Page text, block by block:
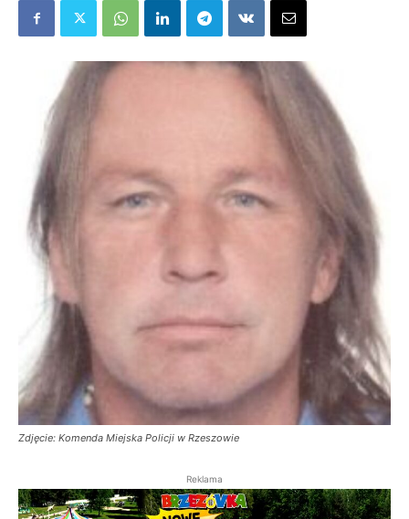
Zdjęcie: Komenda Miejska Policji w Rzeszowie
Reklama